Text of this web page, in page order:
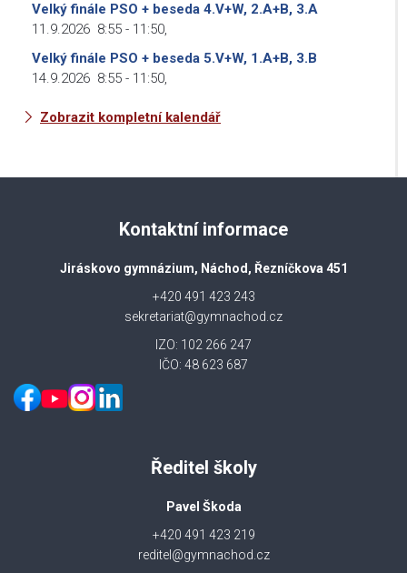
Velký finále PSO + beseda 4.V+W, 2.A+B, 3.A
11.9.2026 8:55 - 11:50,
Velký finále PSO + beseda 5.V+W, 1.A+B, 3.B
14.9.2026 8:55 - 11:50,
Zobrazit kompletní kalendář
Kontaktní informace
Jiráskovo gymnázium, Náchod, Řezníčkova 451
+420 491 423 243
sekretariat@gymnachod.cz
IZO: 102 266 247
IČO: 48 623 687
Ředitel školy
Pavel Škoda
+420 491 423 219
reditel@gymnachod.cz